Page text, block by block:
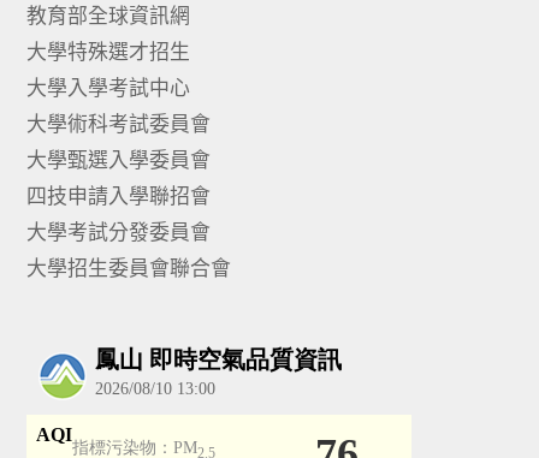
教育部全球資訊網
大學特殊選才招生
大學入學考試中心
大學術科考試委員會
大學甄選入學委員會
四技申請入學聯招會
大學考試分發委員會
大學招生委員會聯合會